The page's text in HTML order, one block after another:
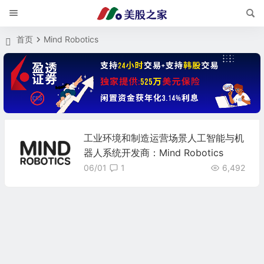
首页 Mind Robotics
工业环境和制造运营场景人工智能与机
器人系统开发商：Mind Robotics
06/01 6,492
1